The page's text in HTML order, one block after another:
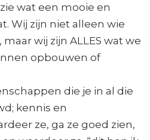
wat een mooie en
Wij zijn niet alleen wie
wij zijn ALLES wat we
opbouwen of
die je in al die
kennis en
ze, ga ze goed zien,